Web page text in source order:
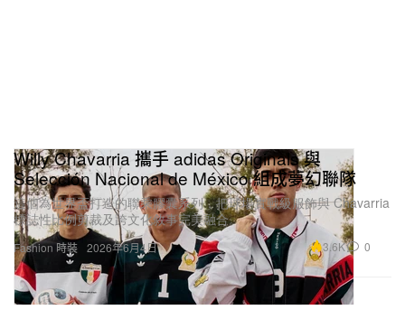
Fashion 時裝
Willy Chavarria 攜手 adidas Originals 與
Selección Nacional de México 組成夢幻聯隊
這個為世界盃打造的聯乘膠囊系列，把球場實戰級服飾與 Chavarria
標誌性比例剪裁及跨文化敘事完美融合。
2026年6月4日 3.6K 0